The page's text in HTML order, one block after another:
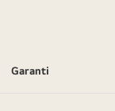
Garanti